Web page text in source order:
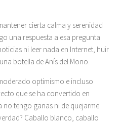
cierta calma y serenidad
una respuesta a esa pregunta
ni leer nada en Internet, huir
botella de Anís del Mono.
optimismo e incluso
que se ha convertido en
no tengo ganas ni de quejarme.
Caballo blanco, caballo